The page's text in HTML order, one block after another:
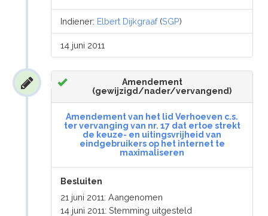
Indiener: Elbert Dijkgraaf(SGP)
14 juni 2011
Amendement
(gewijzigd/nader/vervangend)
Amendement van het lid Verhoeven c.s.
ter vervanging van nr. 17 dat ertoe strekt
de keuze- en uitingsvrijheid van
eindgebruikers op het internet te
maximaliseren
Besluiten
21 juni 2011: Aangenomen
14 juni 2011: Stemming uitgesteld